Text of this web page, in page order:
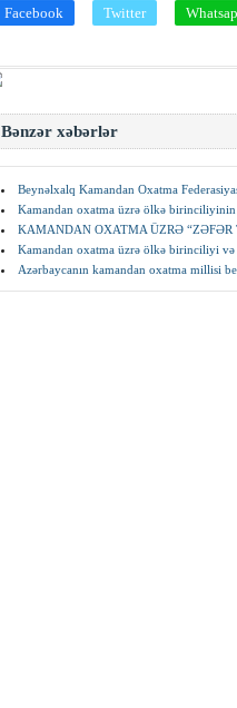
Facebook Twitter
Bənzər xəbərlər
Beynəlxalq Kamandan Oxatma
Kamandan oxatma üzrə ölkə
KAMANDAN OXATMA ÜZRƏ “ZƏFƏR
Kamandan oxatma üzrə ölkə birinciliyi və
Azərbaycanın kamandan oxatma millisi